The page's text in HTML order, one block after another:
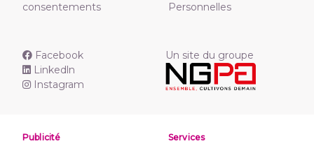
consentements
Personnelles
Facebook
Linkedln
Instagram
Un site du groupe
Publicité Services